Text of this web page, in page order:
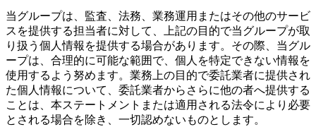
当グループは、監査、法務、業務運用またはその他のサービ
スを提供する担当者に対して、上記の目的で当グループが取
り扱う個人情報を提供する場合があります。その際、当グル
ープは、合理的に可能な範囲で、個人を特定できない情報を
使用するよう努めます。業務上の目的で委託業者に提供され
た個人情報について、委託業者からさらに他の者へ提供する
ことは、本ステートメントまたは適用される法令により必要
とされる場合を除き、一切認めないものとします。